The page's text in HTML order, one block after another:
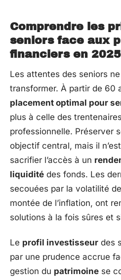
Comprendre les
seniors face aux
financiers en 2025
Les attentes des seniors
transformer. À partir de 60
placement optimal pour
plus à celle des
professionnelle. Préserver
objectif central, mais il
sacrifier l’accès à un
liquidité des fonds. Les
secouées par la volatilité
montée de l’inflation, ont
solutions à la fois sûres et
Le profil investisseur des
par une prudence accrue
gestion du patrimoine se